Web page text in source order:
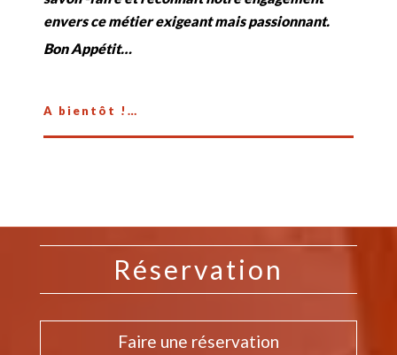
envers ce métier exigeant mais passionnant.
Bon Appétit…
A bientôt !…
Réservation
Faire une réservation